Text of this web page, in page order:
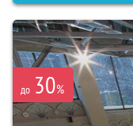
до 30%